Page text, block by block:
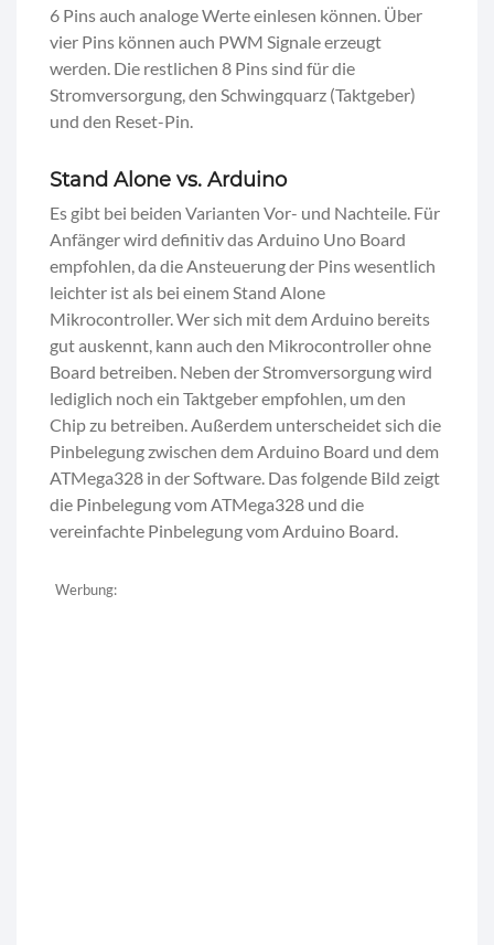
6 Pins auch analoge Werte einlesen können. Über
vier Pins können auch PWM Signale erzeugt
werden. Die restlichen 8 Pins sind für die
Stromversorgung, den Schwingquarz (Taktgeber)
und den Reset-Pin.
Stand Alone vs. Arduino
Es gibt bei beiden Varianten Vor- und Nachteile. Für
Anfänger wird definitiv das Arduino Uno Board
empfohlen, da die Ansteuerung der Pins wesentlich
leichter ist als bei einem Stand Alone
Mikrocontroller. Wer sich mit dem Arduino bereits
gut auskennt, kann auch den Mikrocontroller ohne
Board betreiben. Neben der Stromversorgung wird
lediglich noch ein Taktgeber empfohlen, um den
Chip zu betreiben. Außerdem unterscheidet sich die
Pinbelegung zwischen dem Arduino Board und dem
ATMega328 in der Software. Das folgende Bild zeigt
die Pinbelegung vom ATMega328 und die
vereinfachte Pinbelegung vom Arduino Board.
Werbung: